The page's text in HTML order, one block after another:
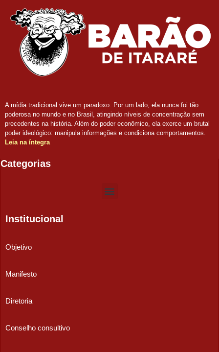
A mídia tradicional vive um paradoxo. Por um lado, ela nunca foi tão
poderosa no mundo e no Brasil, atingindo níveis de concentração sem
precedentes na história. Além do poder econômico, ela exerce um brutal
poder ideológico: manipula informações e condiciona comportamentos.
Leia na íntegra
Categorias
Institucional
Objetivo
Manifesto
Diretoria
Conselho consultivo